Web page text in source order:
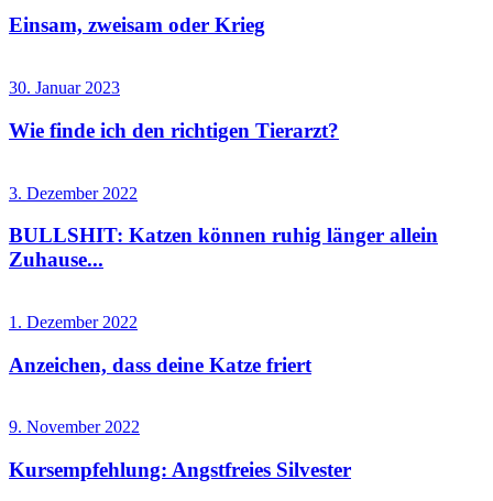
Einsam, zweisam oder Krieg
30. Januar 2023
Wie finde ich den richtigen Tierarzt?
3. Dezember 2022
BULLSHIT: Katzen können ruhig länger allein
Zuhause...
1. Dezember 2022
Anzeichen, dass deine Katze friert
9. November 2022
Kursempfehlung: Angstfreies Silvester